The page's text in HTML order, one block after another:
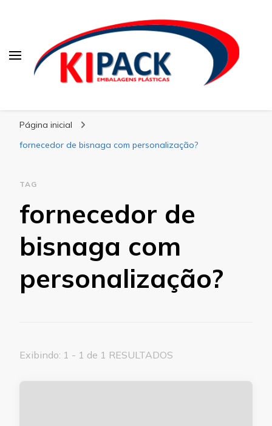
Página inicial
fornecedor de bisnaga com personalização?
TAG
fornecedor de
bisnaga com
personalização?
Exibindo: 1 - 1 de 1 RESULTADOS